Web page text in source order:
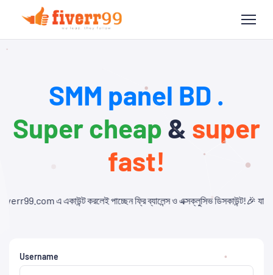
SMM panel BD .
Super cheap & super
fast!
ফ্রি ব্যালেন্স ও এক্সক্লুসিভ ডিসকাউন্ট!🎉 যারা আমাদের থেকে Child
Username